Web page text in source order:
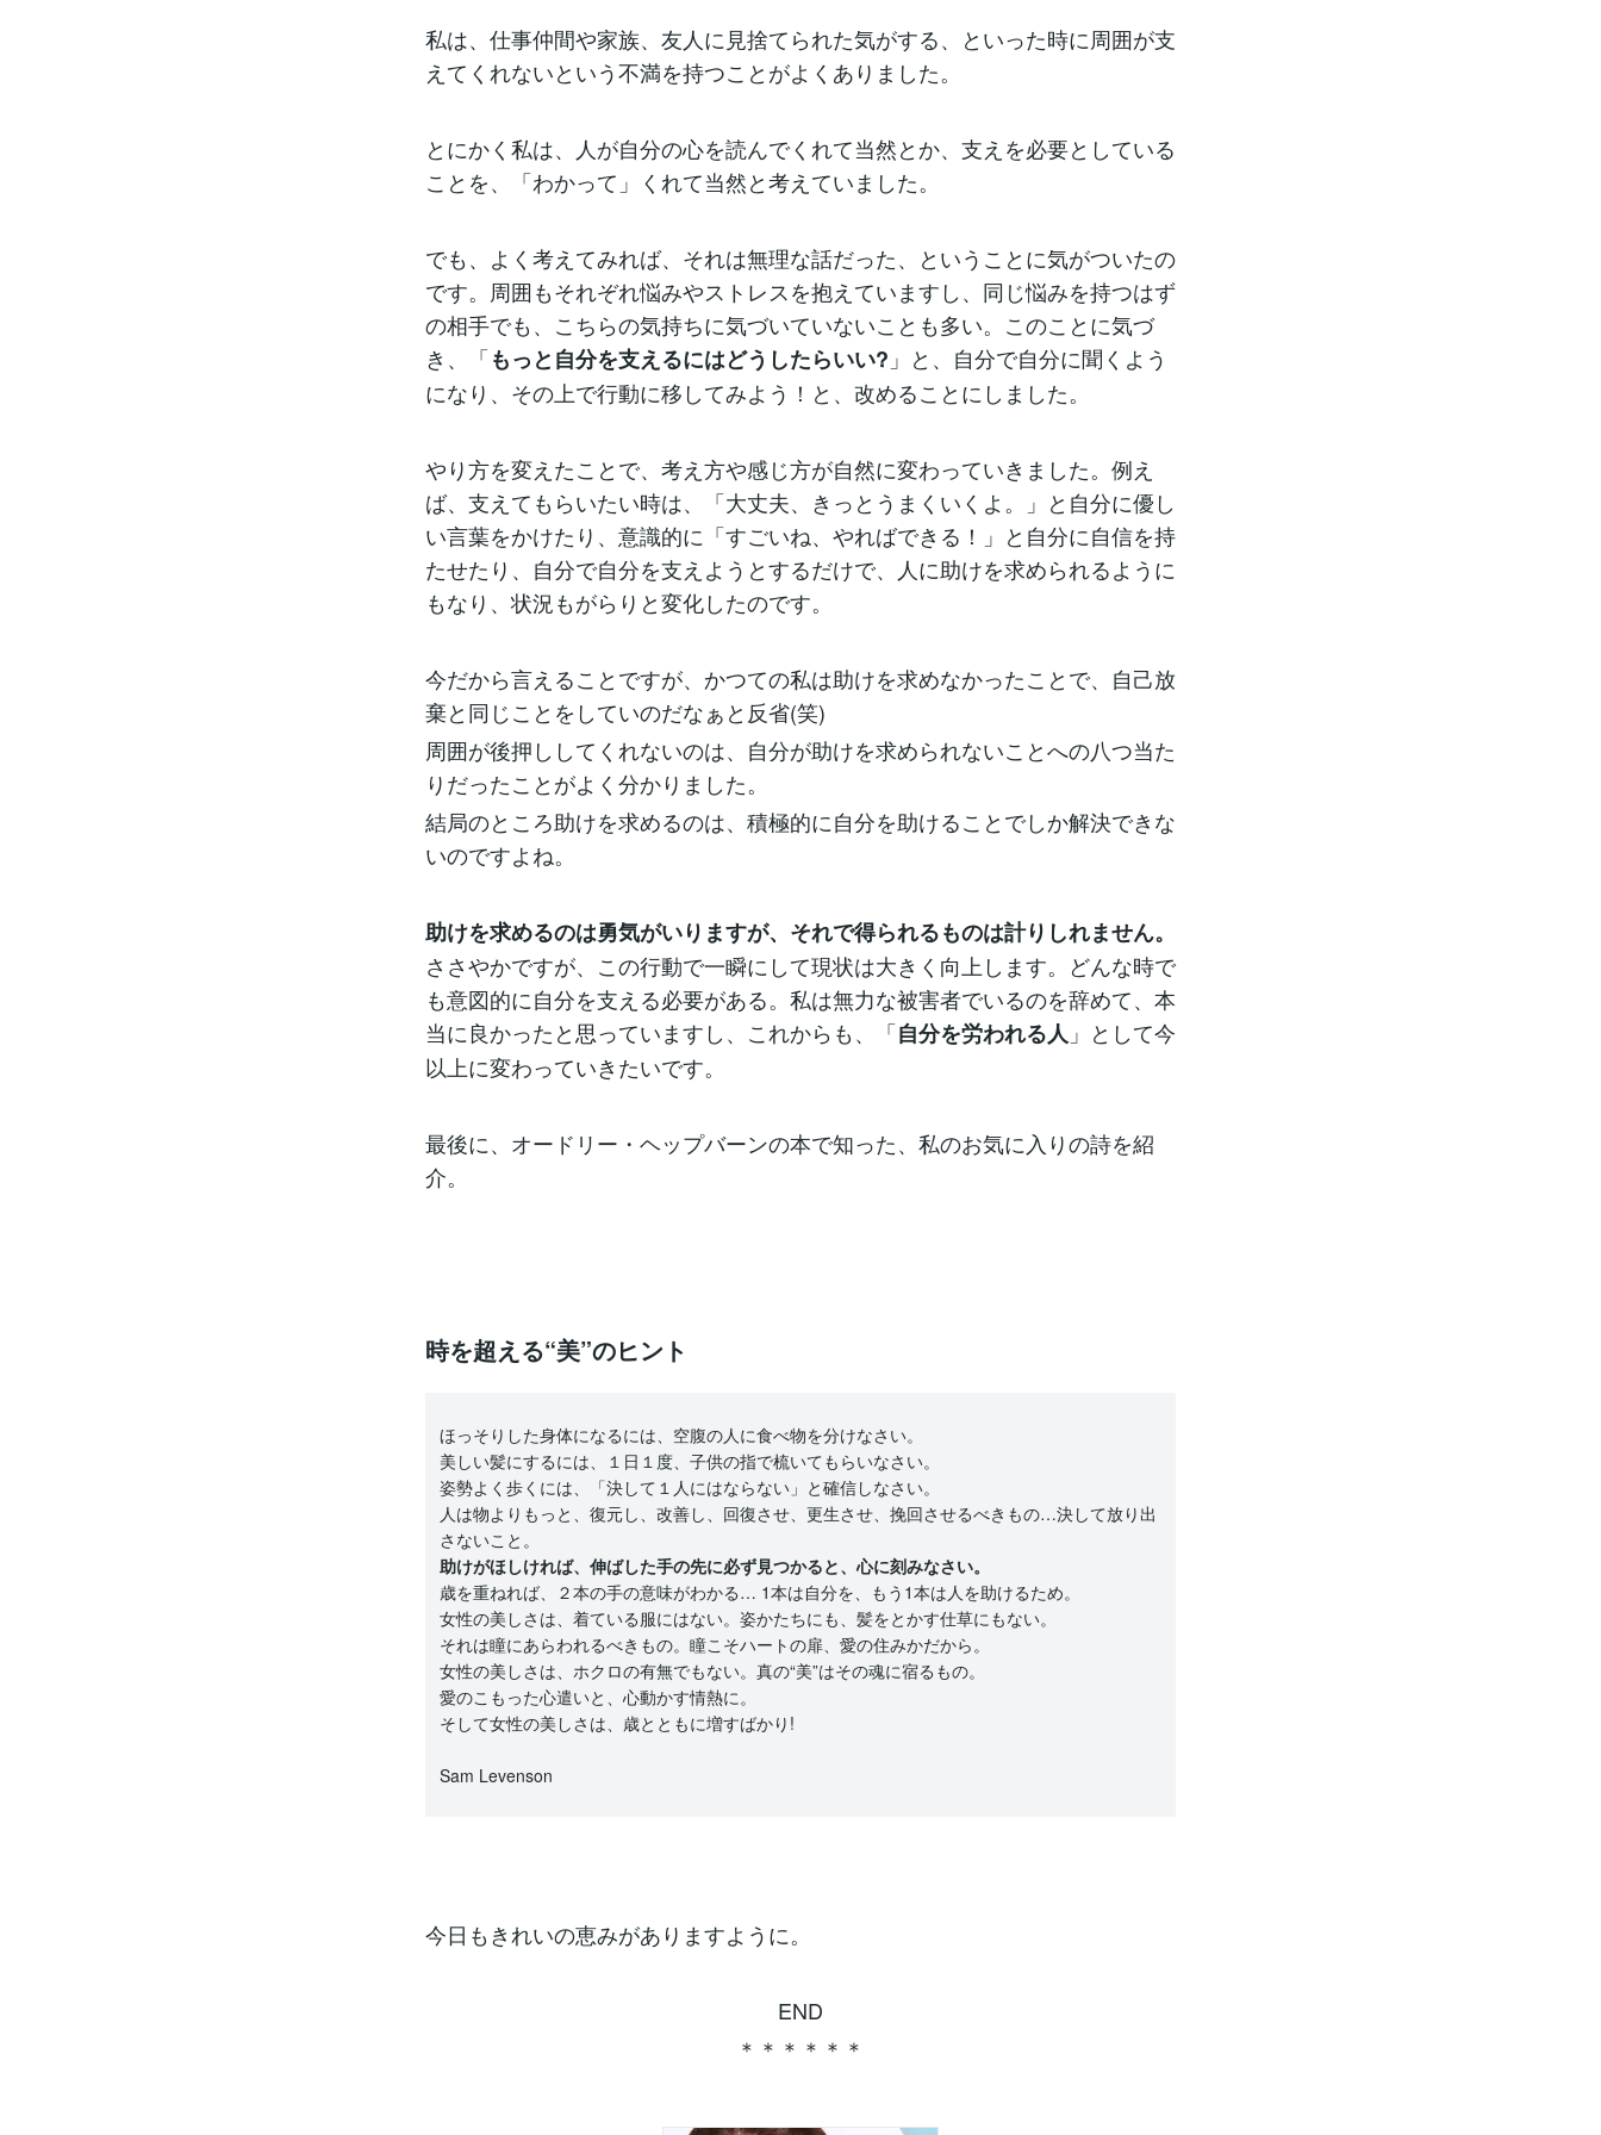
私は、仕事仲間や家族、友人に見捨てられた気がする、といった時に周囲が支
えてくれないという不満を持つことがよくありました。
とにかく私は、人が自分の心を読んでくれて当然とか、支えを必要としている
ことを、「わかって」くれて当然と考えていました。
でも、よく考えてみれば、それは無理な話だった、ということに気がついたの
です。周囲もそれぞれ悩みやストレスを抱えていますし、同じ悩みを持つはず
の相手でも、こちらの気持ちに気づいていないことも多い。このことに気づ
き、「もっと自分を支えるにはどうしたらいい? 」と、自分で自分に聞くよう
になり、その上で行動に移してみよう！と、改めることにしました。
やり方を変えたことで、考え方や感じ方が自然に変わっていきました。例え
ば、支えてもらいたい時は、「大丈夫、きっとうまくいくよ。」と自分に優し
い言葉をかけたり、意識的に「すごいね、やればできる！」と自分に自信を持
たせたり、自分で自分を支えようとするだけで、人に助けを求められるように
もなり、状況もがらりと変化したのです。
今だから言えることですが、かつての私は助けを求めなかったことで、自己放
棄と同じことをしていのだなぁと反省(笑)
周囲が後押ししてくれないのは、自分が助けを求められないことへの八つ当た
りだったことがよく分かりました。
結局のところ助けを求めるのは、積極的に自分を助けることでしか解決できな
いのですよね。
助けを求めるのは勇気がいりますが、それで得られるものは計りしれません。
ささやかですが、この行動で一瞬にして現状は大きく向上します。どんな時で
も意図的に自分を支える必要がある。私は無力な被害者でいるのを辞めて、本
当に良かったと思っていますし、これからも、「自分を労われる人 」として今
以上に変わっていきたいです。
最後に、オードリー・ヘップバーンの本で知った、私のお気に入りの詩を紹
介。
時を超える“美”のヒント
ほっそりした身体になるには、空腹の人に食べ物を分けなさい。
美しい髪にするには、１日１度、子供の指で梳いてもらいなさい。
姿勢よく歩くには、「決して１人にはならない」と確信しなさい。
人は物よりもっと、復元し、改善し、回復させ、更生させ、挽回させるべきもの…決して放り出
さないこと。
助けがほしければ、伸ばした手の先に必ず見つかると、心に刻みなさい。
歳を重ねれば、２本の手の意味がわかる… 1本は自分を、もう1本は人を助けるため。
女性の美しさは、着ている服にはない。姿かたちにも、髪をとかす仕草にもない。
それは瞳にあらわれるべきもの。瞳こそハートの扉、愛の住みかだから。
女性の美しさは、ホクロの有無でもない。真の“美”はその魂に宿るもの。
愛のこもった心遣いと、心動かす情熱に。
そして女性の美しさは、歳とともに増すばかり!
Sam Levenson
今日もきれいの恵みがありますように。
END
＊＊＊＊＊＊